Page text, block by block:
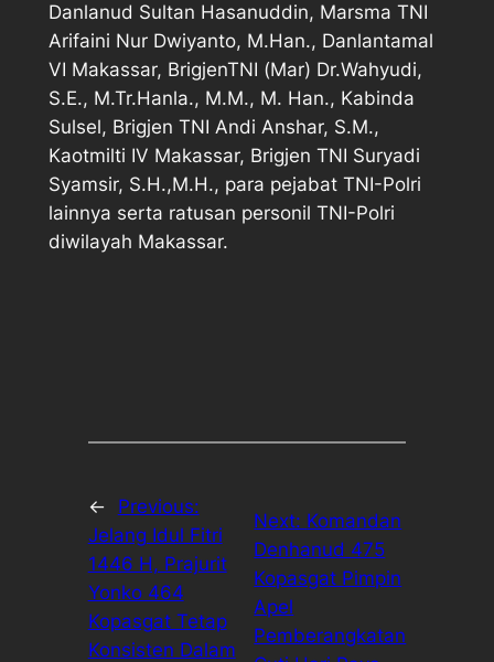
Danlanud Sultan Hasanuddin, Marsma TNI
Arifaini Nur Dwiyanto, M.Han., Danlantamal
VI Makassar, BrigjenTNI (Mar) Dr.Wahyudi,
S.E., M.Tr.Hanla., M.M., M. Han., Kabinda
Sulsel, Brigjen TNI Andi Anshar, S.M.,
Kaotmilti IV Makassar, Brigjen TNI Suryadi
Syamsir, S.H.,M.H., para pejabat TNI-Polri
lainnya serta ratusan personil TNI-Polri
diwilayah Makassar.
←
Previous:
Jelang Idul Fitri
1446 H, Prajurit
Yonko 464
Kopasgat Tetap
Konsisten Dalam
Next: Komandan
Denhanud 475
Kopasgat Pimpin
Apel
Pemberangkatan